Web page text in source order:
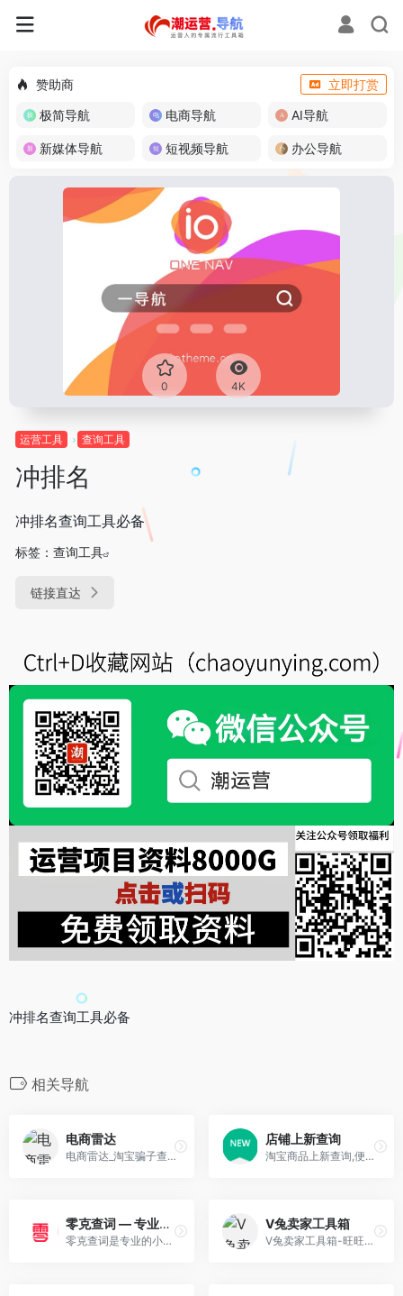
赞助商
立即打赏
极简导航
电商导航 AI导航
新媒体导航 短视频导航 办公导航
0 4K
运营工具 查询工具
冲排名
冲排名查询工具必备
标签： 查询工具
链接直达
冲排名查询工具必备
相关导航
电商雷达
电商雷达_淘宝骗子查询_淘宝骗子曝光_淘宝骗子举报中心
店铺上新查询
淘宝商品上新查询,便于分析同行上新情况。
零克查词 — 专业的小红书、抖音、B站、小红书敏感词检测工具
零克查词是专业的小红书敏感词和违规词检测工具，同时具备抖音敏感词，快手敏感词，B站敏感词检测功能，是内容创作者的内容优化必备工具。
V兔卖家工具箱
V兔卖家工具箱-旺旺照妖镜 黑号查询 旺旺强行打标 关键词卡首屏 生意参谋插件 淘宝卖家工具箱